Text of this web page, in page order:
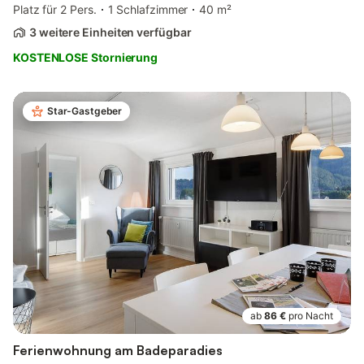
Platz für 2 Pers.
1 Schlafzimmer
40 m²
3 weitere Einheiten verfügbar
KOSTENLOSE Stornierung
Star-Gastgeber
ab 86 € pro Nacht
Ferienwohnung am Badeparadies